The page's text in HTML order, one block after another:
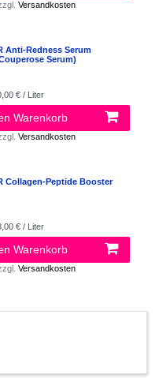
Versandkosten
Anti-Redness Serum
Serum)
€ / Liter
Warenkorb
Versandkosten
Collagen-Peptide Booster
€ / Liter
Warenkorb
Versandkosten